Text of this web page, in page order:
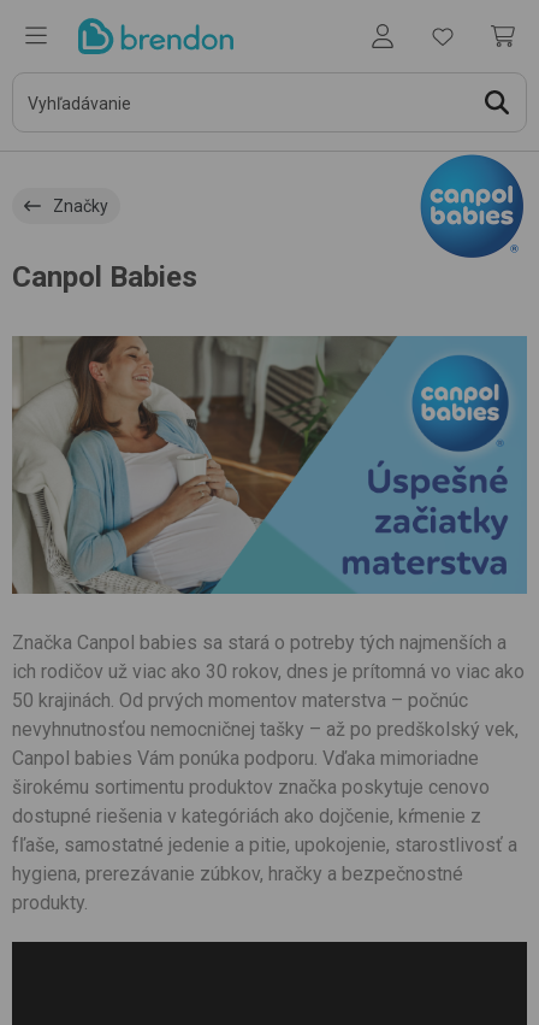
Značky
Canpol Babies
Značka Canpol babies sa stará o potreby tých najmenších a
ich rodičov už viac ako 30 rokov, dnes je prítomná vo viac ako
50 krajinách. Od prvých momentov materstva – počnúc
nevyhnutnosťou nemocničnej tašky – až po predškolský vek,
Canpol babies Vám ponúka podporu. Vďaka mimoriadne
širokému sortimentu produktov značka poskytuje cenovo
dostupné riešenia v kategóriách ako dojčenie, kŕmenie z
fľaše, samostatné jedenie a pitie, upokojenie, starostlivosť a
hygiena, prerezávanie zúbkov, hračky a bezpečnostné
produkty.